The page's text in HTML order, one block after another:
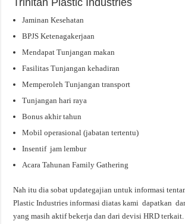
Trinitan Plastic Industries
Jaminan Kesehatan
BPJS Ketenagakerjaan
Mendapat Tunjangan makan
Fasilitas Tunjangan kehadiran
Memperoleh Tunjangan transport
Tunjangan hari raya
Bonus akhir tahun
Mobil operasional (jabatan tertentu)
Insentif jam lembur
Acara Tahunan Family Gathering
Nah itu dia sobat updategajian untuk informasi
Plastic Industries informasi diatas kami dapatkan
yang masih aktif bekerja dan dari devisi HRD